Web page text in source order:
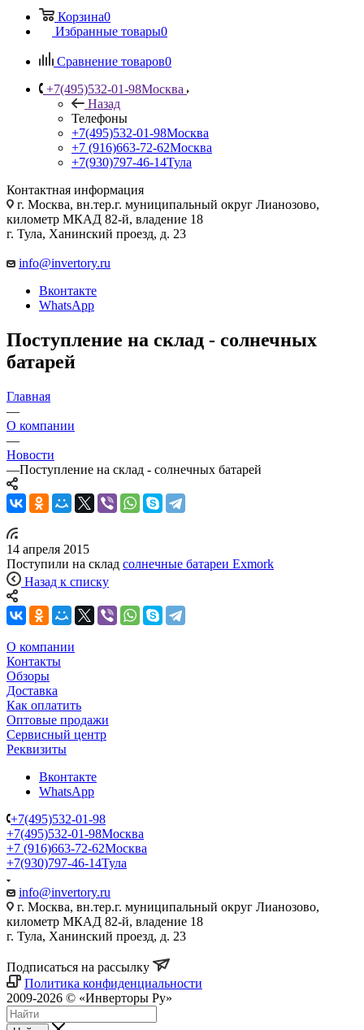
Корзина0
Избранные товары0
Сравнение товаров0
+7(495)532-01-98Москва
Назад
Телефоны
+7(495)532-01-98Москва
+7 (916)663-72-62Москва
+7(930)797-46-14Тула
Контактная информация
г. Москва, вн.тер.г. муниципальный округ Лианозово,
километр МКАД 82-й, владение 18
г. Тула, Ханинский проезд, д. 23
info@invertory.ru
Вконтакте
WhatsApp
Поступление на склад - солнечных
батарей
Главная
—
О компании
—
Новости
—Поступление на склад - солнечных батарей
14 апреля 2015
Поступили на склад солнечные батареи Exmork
Назад к списку
О компании
Контакты
Обзоры
Доставка
Как оплатить
Оптовые продажи
Сервисный центр
Реквизиты
Вконтакте
WhatsApp
+7(495)532-01-98
+7(495)532-01-98Москва
+7 (916)663-72-62Москва
+7(930)797-46-14Тула
info@invertory.ru
г. Москва, вн.тер.г. муниципальный округ Лианозово,
километр МКАД 82-й, владение 18
г. Тула, Ханинский проезд, д. 23
Подписаться на рассылку
Политика конфиденциальности
2009-2026 © «Инверторы Ру»